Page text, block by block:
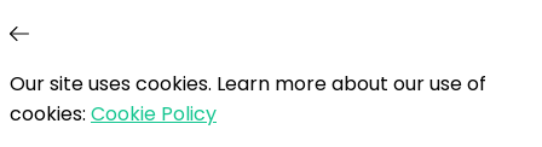
Our site uses cookies. Learn more about our use of
cookies: Cookie Policy